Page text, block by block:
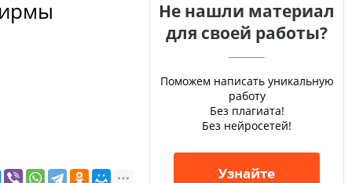
Не нашли материал
для своей работы?
Поможем написать уникальную
работу
Без плагиата!
Без нейросетей!
Узнайте